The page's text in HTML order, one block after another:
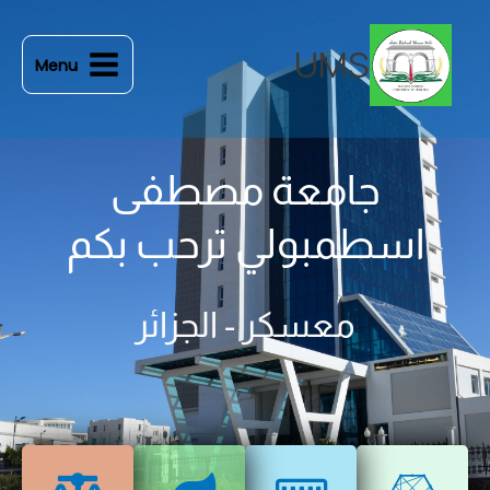
المحتوى
UMS
Menu
جامعة مصطفى
اسطمبولي ترحب بكم
معسكر - الجزائر